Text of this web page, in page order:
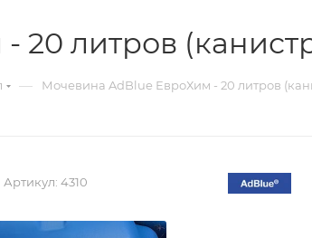
литров
— Мочевина AdBlue ЕвроХим - 20 литров
Артикул: 4310